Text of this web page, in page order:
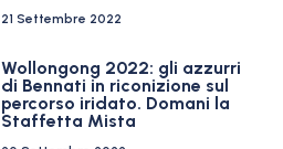
21 Settembre 2022
Wollongong 2022: gli azzurri
di Bennati in riconizione sul
percorso iridato. Domani la
Staffetta Mista